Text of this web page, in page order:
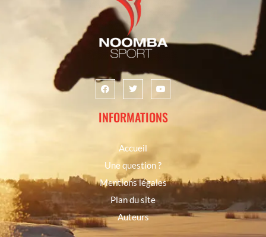
INFORMATIONS
Accueil
Une question ?
Mentions légales
Plan du site
Auteurs